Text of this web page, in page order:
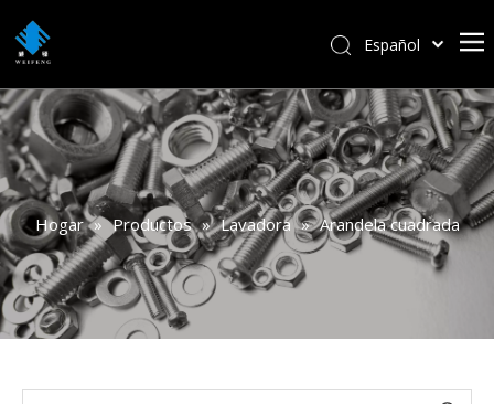
Español
हिन्दी
Italiano
Deutsch
Português
Pусский
Français
English
Hogar » Productos » Lavadora » Arandela cuadrada